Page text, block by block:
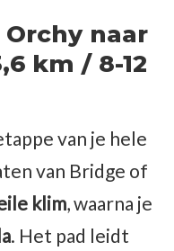
naar
km / 8-12
van je hele
van Bridge of
klim, waarna je
. Het pad leidt